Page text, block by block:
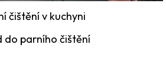
čištění v kuchyni
do parního čištění